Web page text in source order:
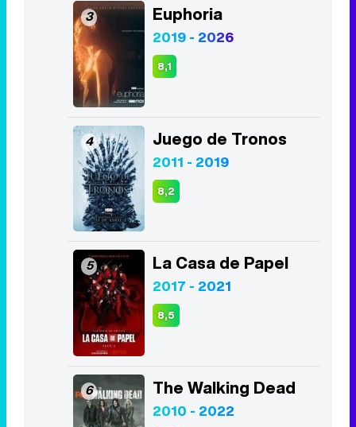
3 Euphoria
2019 - 2026
8,1
4 Juego de Tronos
2011 - 2019
8,2
5 La Casa de Papel
2017 - 2021
8,5
6 The Walking Dead
2010 - 2022